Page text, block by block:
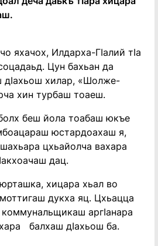
яхачох, Илдарха-Гӏалий тӏа
Цун бахьан да
дӏахьош хилар, «Шолже-
хин турбаш тоаеш.
беш йола тоабаш юкъе
юстардоахаш я,
цхьайолча вахара
дац.
хицара хьал во
дукха яц. Цхьацца
аргӏанара
балхаш дӏахьош ба.